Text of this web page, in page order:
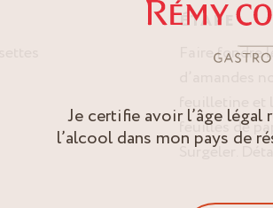
ÉTAPE
Faire
d’amandes
feuilletine
feuilles de
Surgeler.
Je certifie avoir l’âge
l’alcool dans mon pays de